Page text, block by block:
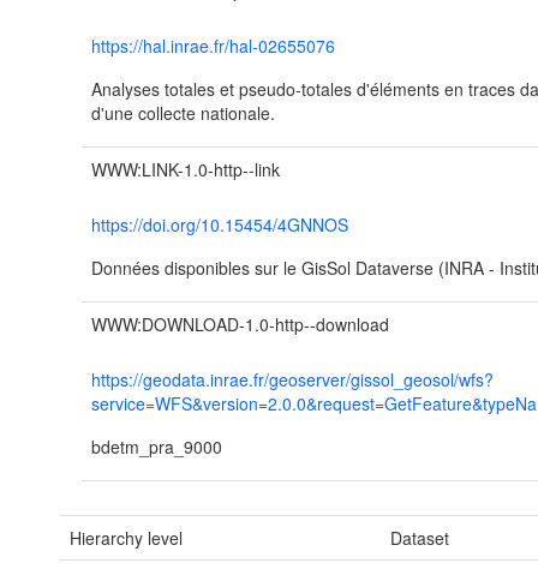
https://hal.inrae.fr/hal-02655076
Analyses totales et pseudo-totales d'éléments en traces
d'une collecte nationale.
WWW:LINK-1.0-http--link
https://doi.org/10.15454/4GNNOS
Données disponibles sur le GisSol Dataverse (INRA -
WWW:DOWNLOAD-1.0-http--download
https://geodata.inrae.fr/geoserver/gissol_geosol/wfs?
bdetm_pra_9000
Hierarchy level
Dataset